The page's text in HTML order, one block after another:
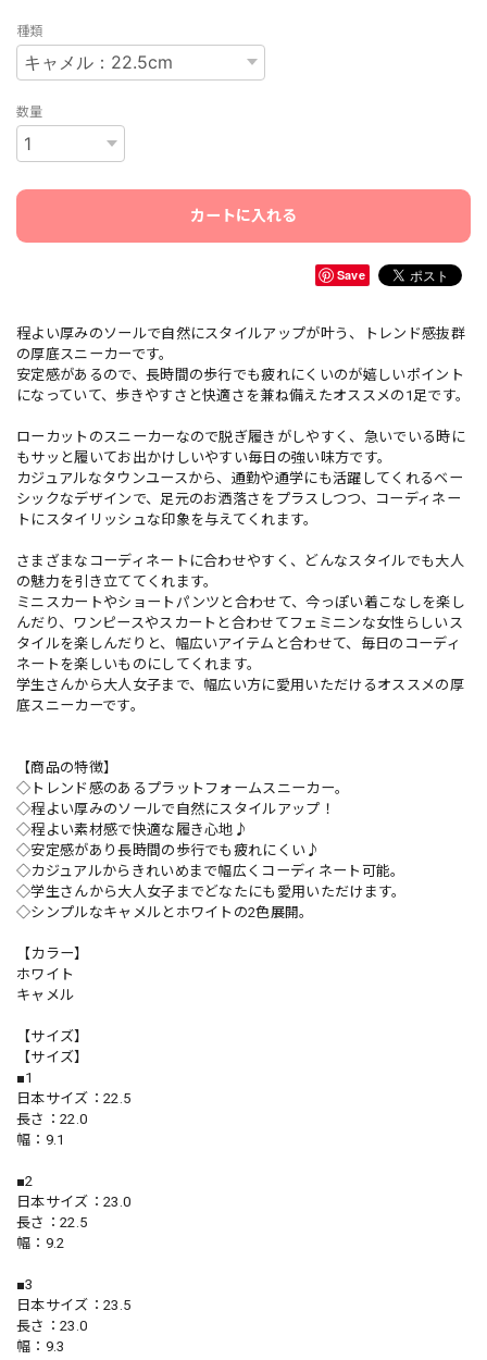
種類
数量
カートに入れる
Save
程よい厚みのソールで自然にスタイルアップが叶う、トレンド感抜群
の厚底スニーカーです。
安定感があるので、長時間の歩行でも疲れにくいのが嬉しいポイント
になっていて、歩きやすさと快適さを兼ね備えたオススメの1足です。
ローカットのスニーカーなので脱ぎ履きがしやすく、急いでいる時に
もサッと履いてお出かけしいやすい毎日の強い味方です。
カジュアルなタウンユースから、通勤や通学にも活躍してくれるベー
シックなデザインで、足元のお洒落さをプラスしつつ、コーディネー
トにスタイリッシュな印象を与えてくれます。
さまざまなコーディネートに合わせやすく、どんなスタイルでも大人
の魅力を引き立ててくれます。
ミニスカートやショートパンツと合わせて、今っぽい着こなしを楽し
んだり、ワンピースやスカートと合わせてフェミニンな女性らしいス
タイルを楽しんだりと、幅広いアイテムと合わせて、毎日のコーディ
ネートを楽しいものにしてくれます。
学生さんから大人女子まで、幅広い方に愛用いただけるオススメの厚
底スニーカーです。
【商品の特徴】
◇トレンド感のあるプラットフォームスニーカー。
◇程よい厚みのソールで自然にスタイルアップ！
◇程よい素材感で快適な履き心地♪
◇安定感があり長時間の歩行でも疲れにくい♪
◇カジュアルからきれいめまで幅広くコーディネート可能。
◇学生さんから大人女子までどなたにも愛用いただけます。
◇シンプルなキャメルとホワイトの2色展開。
【カラー】
ホワイト
キャメル
【サイズ】
【サイズ】
■1
日本サイズ：22.5
長さ：22.0
幅：9.1
■2
日本サイズ：23.0
長さ：22.5
幅：9.2
■3
日本サイズ：23.5
長さ：23.0
幅：9.3